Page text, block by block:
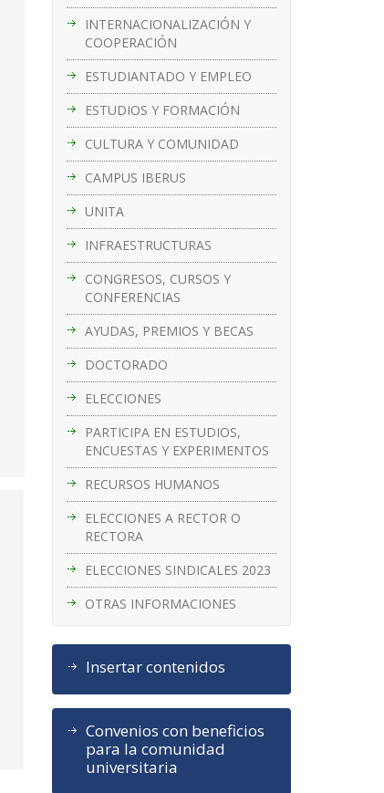
INTERNACIONALIZACIÓN Y
COOPERACIÓN
ESTUDIANTADO Y EMPLEO
ESTUDIOS Y FORMACIÓN
CULTURA Y COMUNIDAD
CAMPUS IBERUS
UNITA
INFRAESTRUCTURAS
CONGRESOS, CURSOS Y
CONFERENCIAS
AYUDAS, PREMIOS Y BECAS
DOCTORADO
ELECCIONES
PARTICIPA EN ESTUDIOS,
ENCUESTAS Y EXPERIMENTOS
RECURSOS HUMANOS
ELECCIONES A RECTOR O
RECTORA
ELECCIONES SINDICALES 2023
OTRAS INFORMACIONES
Insertar contenidos
Convenios con beneficios
para la comunidad
universitaria